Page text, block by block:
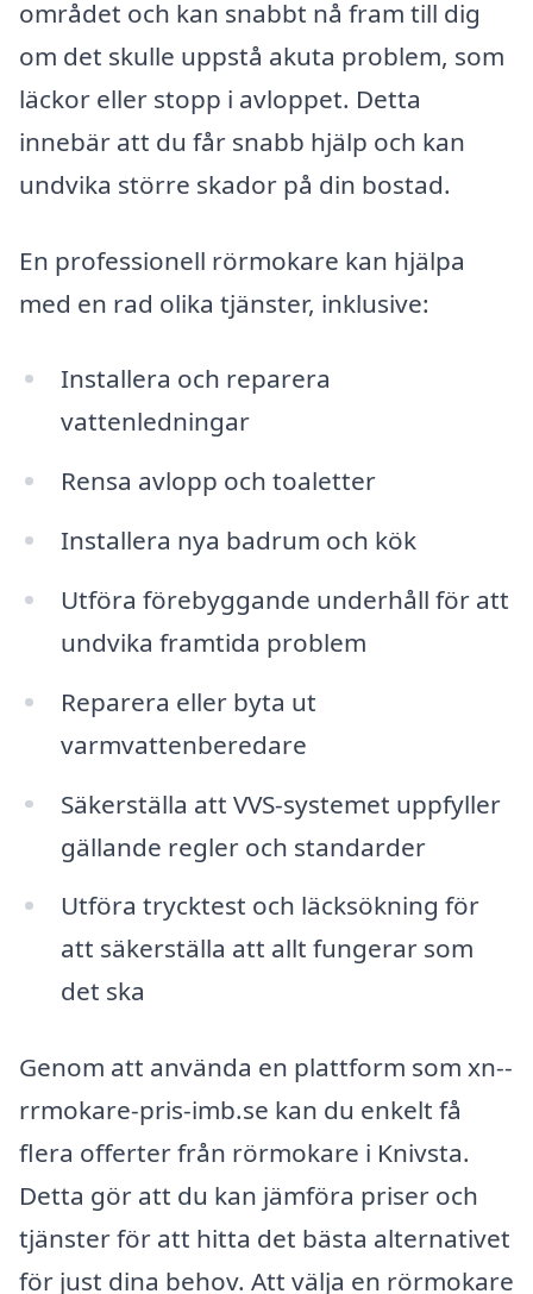
området och kan snabbt nå fram till dig
om det skulle uppstå akuta problem, som
läckor eller stopp i avloppet. Detta
innebär att du får snabb hjälp och kan
undvika större skador på din bostad.
En professionell rörmokare kan hjälpa
med en rad olika tjänster, inklusive:
Installera och reparera
vattenledningar
Rensa avlopp och toaletter
Installera nya badrum och kök
Utföra förebyggande underhåll för att
undvika framtida problem
Reparera eller byta ut
varmvattenberedare
Säkerställa att VVS-systemet uppfyller
gällande regler och standarder
Utföra trycktest och läcksökning för
att säkerställa att allt fungerar som
det ska
Genom att använda en plattform som xn--
rrmokare-pris-imb.se kan du enkelt få
flera offerter från rörmokare i Knivsta.
Detta gör att du kan jämföra priser och
tjänster för att hitta det bästa alternativet
för just dina behov. Att välja en rörmokare